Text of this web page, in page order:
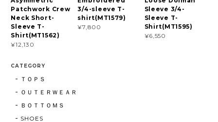
Patchwork Crew
Neck Short-
Sleeve T-
Shirt(MT1562)
¥12,130
3/4-sleeve T-
shirt(MT1579)
¥7,800
Sleeve 3/4-
Sleeve T-
Shirt(MT1595)
¥6,550
CATEGORY
ＴＯＰＳ
ＯＵＴＥＲＷＥＡＲ
ＢＯＴＴＯＭＳ
SHOES